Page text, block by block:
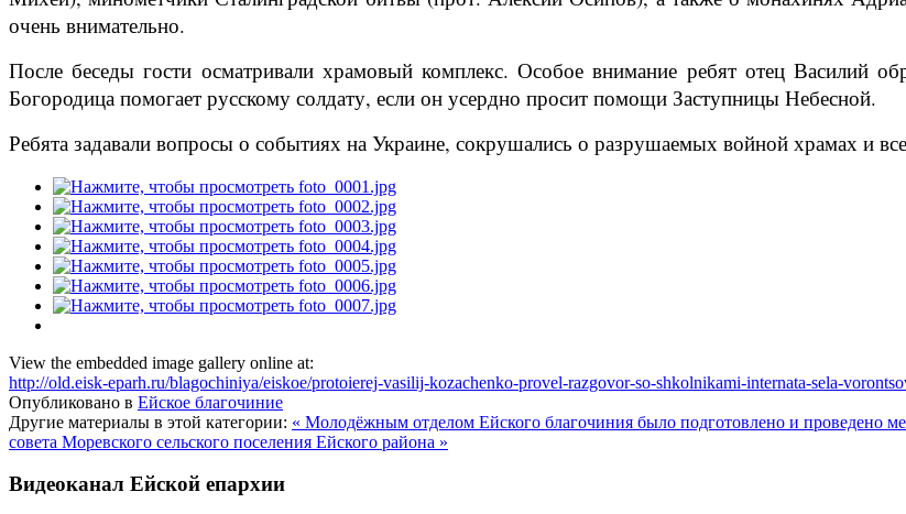
очень внимательно.
После беседы гости осматривали храмовый комплекс. Особое внимание ребят отец Василий
Богородица помогает русскому солдату, если он усердно просит помощи Заступницы Небесной.
Ребята задавали вопросы о событиях на Украине, сокрушались о разрушаемых войной храмах и
View the embedded image gallery online at:
http://old.eisk-eparh.ru/blagochiniya/eiskoe/protoierej-vasilij-kozachenko-provel-razgovor-so-shkolnikami-internata-sela-
Опубликовано в Ейское благочиние
Другие материалы в этой категории: « Молодёжным отделом Ейского благочиния было подготовлено и проведено
совета Моревского сельского поселения Ейского района »
Видеоканал Ейской епархии